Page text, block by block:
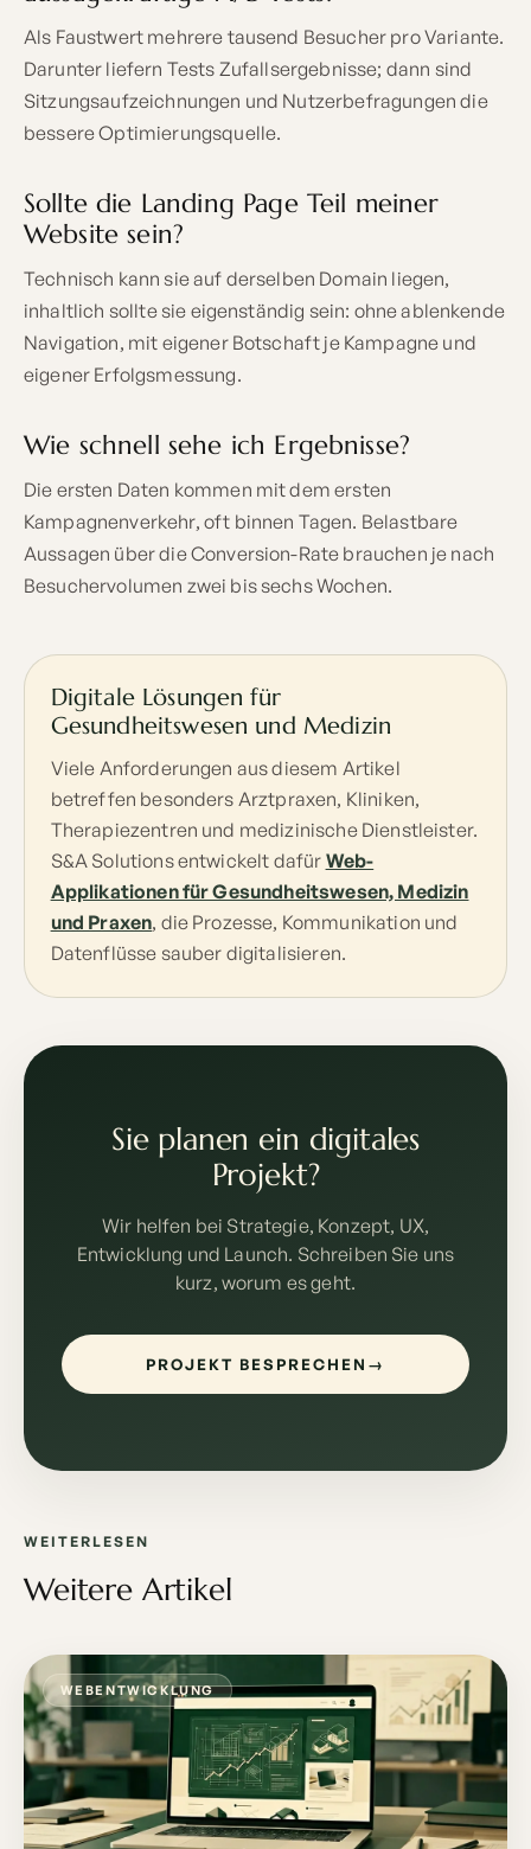
Als Faustwert mehrere tausend Besucher pro Variante.
Darunter liefern Tests Zufallsergebnisse; dann sind
Sitzungsaufzeichnungen und Nutzerbefragungen die
bessere Optimierungsquelle.
Sollte die Landing Page Teil meiner
Website sein?
Technisch kann sie auf derselben Domain liegen,
inhaltlich sollte sie eigenständig sein: ohne ablenkende
Navigation, mit eigener Botschaft je Kampagne und
eigener Erfolgsmessung.
Wie schnell sehe ich Ergebnisse?
Die ersten Daten kommen mit dem ersten
Kampagnenverkehr, oft binnen Tagen. Belastbare
Aussagen über die Conversion-Rate brauchen je nach
Besuchervolumen zwei bis sechs Wochen.
Digitale Lösungen für
Gesundheitswesen und Medizin
Viele Anforderungen aus diesem Artikel
betreffen besonders Arztpraxen, Kliniken,
Therapiezentren und medizinische Dienstleister.
S&A Solutions entwickelt dafür Web-
Applikationen für Gesundheitswesen, Medizin
und Praxen, die Prozesse, Kommunikation und
Datenflüsse sauber digitalisieren.
Sie planen ein digitales
Projekt?
Wir helfen bei Strategie, Konzept, UX,
Entwicklung und Launch. Schreiben Sie uns
kurz, worum es geht.
PROJEKT BESPRECHEN →
WEITERLESEN
Weitere Artikel
WEBENTWICKLUNG